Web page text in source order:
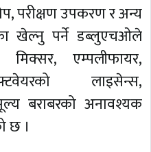
परीक्षण उपकरण र अन्य
खेल्नु पर्ने डब्लुएचओले
एम्पलीफायर,
फ्टवेयरको लाइसेन्स,
बराबरको अनावश्यक
छ ।